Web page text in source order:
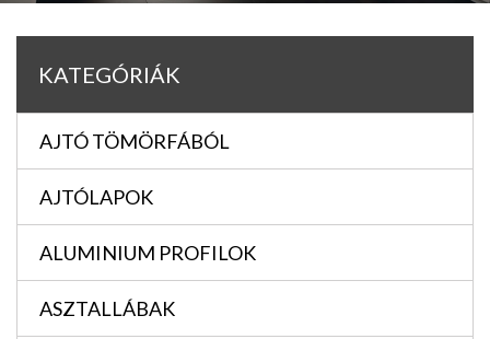
KATEGÓRIÁK
AJTÓ TÖMÖRFÁBÓL
AJTÓLAPOK
ALUMINIUM PROFILOK
ASZTALLÁBAK